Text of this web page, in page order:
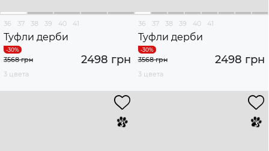
36 37 38 39 40 41
Туфли дерби
2498 грн
3568 грн
3 цвета
36 37 38 39 40 41
Туфли дерби
2498 грн
3568 грн
3 цвета